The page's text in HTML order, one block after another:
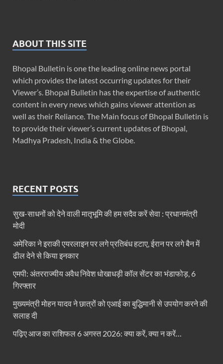
ABOUT THIS SITE
Bhopal Bulletin is one the leading online news portal
which provides the latest occurring updates for their
Viewer’s. Bhopal Bulletin has the expertise of authentic
content in every news which gains viewer attention as
well as their Reliance. The Main focus of Bhopal Bulletin is
to provide their viewer’s current updates of Bhopal,
Madhya Pradesh, India & the Globe.
RECENT POSTS
सुख-साधनों को देने वाली मातृभूमि की हम सदैव करें सेवा : प्रधानमंत्री
मोदी
अमेरिका ने इराकी एयरलाइन पर लगे प्रतिबंध हटाए, ईरान पर लगे बैन में
ढील देने से किया इनकार
एमपी: अंतरराज्यीय अवैध निवेश धोखाधड़ी कॉल सेंटर का भंडाफोड़, 6
गिरफ्तार
मुख्यमंत्री मोहन यादव ने छात्रों को एआई का बुद्धिमानी से उपयोग करने की
सलाह दी
पढ़िए आज का राशिफल 6 अगस्त 2026: क्या करें, क्या न करें…